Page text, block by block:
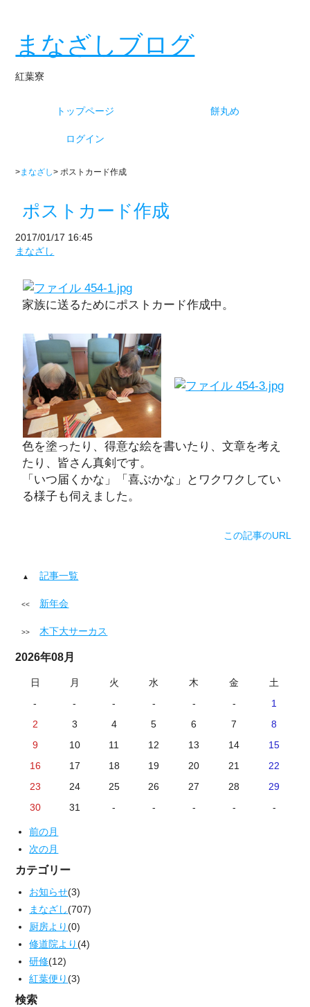
まなざしブログ
紅葉寮
トップページ 餅丸め
ログイン
>まなざし> ポストカード作成
ポストカード作成
2017/01/17 16:45
まなざし
家族に送るためにポストカード作成中。
色を塗ったり、得意な絵を書いたり、文章を考え
たり、皆さん真剣です。
「いつ届くかな」「喜ぶかな」とワクワクしてい
る様子も伺えました。
この記事のURL
記事一覧
新年会
木下大サーカス
2026年08月
日 月 火 水 木 金
土
-
- - - - -
1
2
3 4 5 6 7
8
9
10 11 12 13 14
15
16
17 18 19 20 21
22
23
24 25 26 27 28
29
30
31 - - - - -
前の月
次の月
カテゴリー
お知らせ(3)
まなざし(707)
厨房より(0)
修道院より(4)
研修(12)
紅葉便り(3)
検索